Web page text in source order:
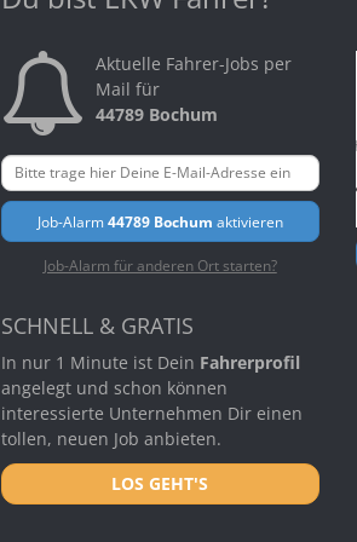
Aktuelle Fahrer-Jobs per
Mail für
44789 Bochum
Job-Alarm44789 Bochum aktivieren
Job-Alarm für anderen Ort starten?
SCHNELL & GRATIS
In nur 1 Minute ist Dein Fahrerprofil
angelegt und schon können
interessierte Unternehmen Dir einen
tollen, neuen Job anbieten.
LOS GEHT'S